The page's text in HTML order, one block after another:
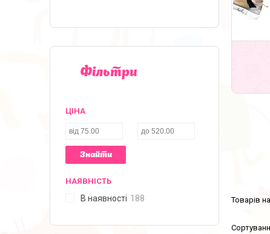
Фільтри
ЦІНА
Знайти
НАЯВНІСТЬ
В наявності 188